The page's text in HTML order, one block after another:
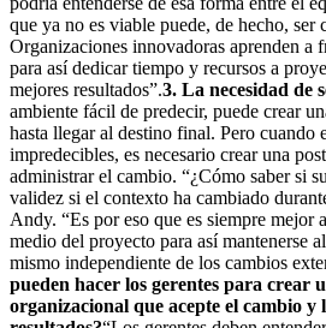
que ya no es viable puede, de hecho, ser
Organizaciones innovadoras aprenden a
para así dedicar tiempo y recursos a
mejores resultados”.3. La necesidad de
ambiente fácil de predecir, puede crear
hasta llegar al destino final. Pero cuando
impredecibles, es necesario crear una
administrar el cambio. “¿Cómo saber si
validez si el contexto ha cambiado
Andy. “Es por eso que es siempre mejor
medio del proyecto para así mantenerse
mismo independiente de los cambios
pueden hacer los gerentes para crear
organizacional que acepte el cambio y